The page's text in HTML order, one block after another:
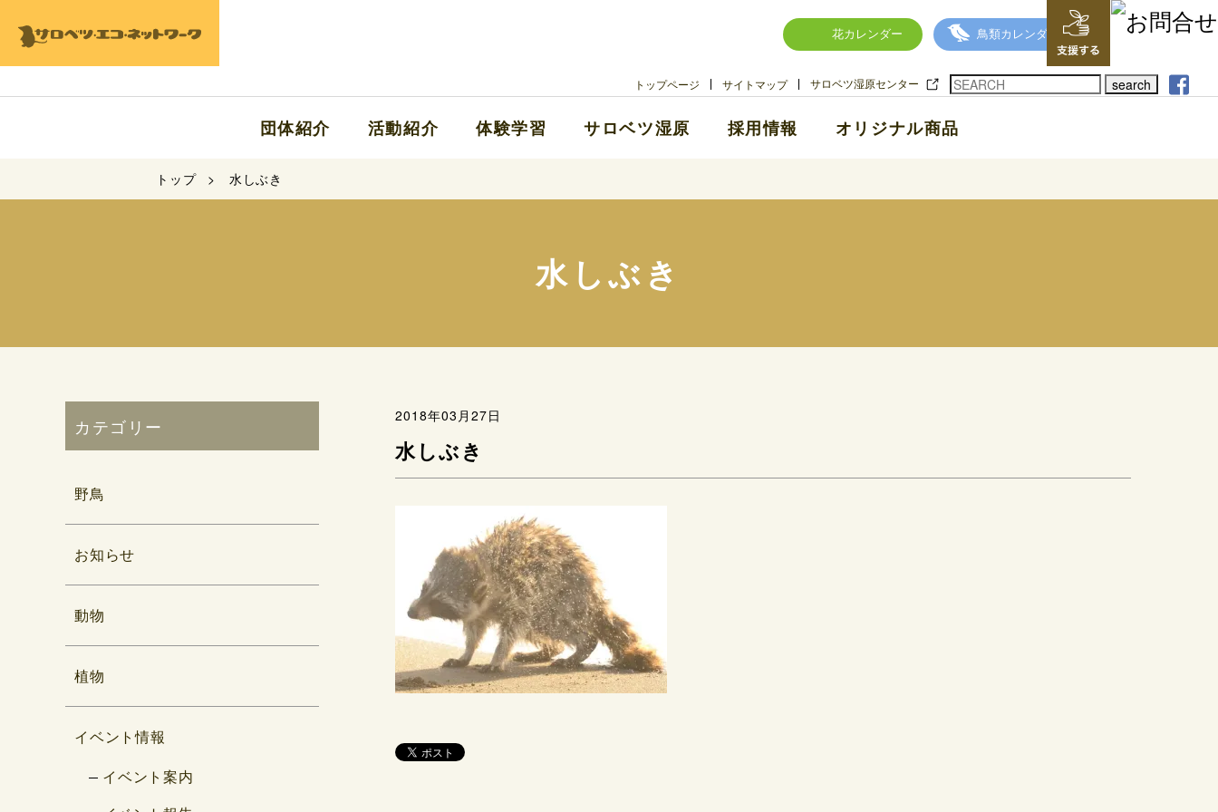
花カレンダー 鳥類カレンダー
トップページ サイトマップ サロベツ湿原センター search
団体紹介 活動紹介 体験学習 サロベツ湿原 採用情報 オリジナル商品
トップ 水しぶき
水しぶき
2018年03月27日
水しぶき
カテゴリー
野鳥
お知らせ
動物
植物
イベント情報
イベント案内